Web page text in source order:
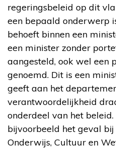
regeringsbeleid op dit
een bepaald onderwerp
behoeft binnen een
een minister zonder
aangesteld, ook wel een
genoemd. Dit is een
geeft aan het
verantwoordelijkheid
onderdeel van het
bijvoorbeeld het geval
Onderwijs, Cultuur en